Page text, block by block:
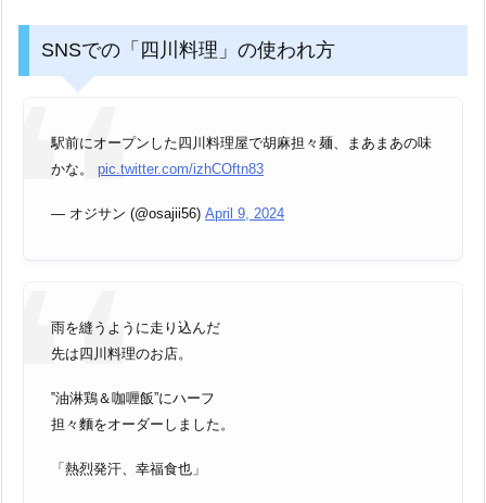
SNSでの「四川料理」の使われ方
駅前にオープンした四川料理屋で胡麻担々麺、まあまあの味
かな。 pic.twitter.com/izhCOftn83
— オジサン (@osajii56) April 9, 2024
雨を縫うように走り込んだ
先は四川料理のお店。
‟油淋鶏＆咖喱飯”にハーフ
担々麵をオーダーしました。
「熱烈発汗、幸福食也」